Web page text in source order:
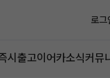
로그
시출고이어카소식커뮤